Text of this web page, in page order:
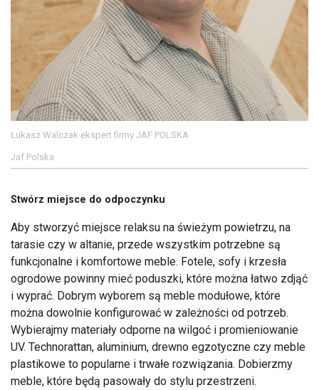
Łukasz Walczak ekspert firmy JAF POLSKA
Jaf Polska
Stwórz miejsce do odpoczynku
Aby stworzyć miejsce relaksu na świeżym powietrzu, na
tarasie czy w altanie, przede wszystkim potrzebne są
funkcjonalne i komfortowe meble. Fotele, sofy i krzesła
ogrodowe powinny mieć poduszki, które można łatwo zdjąć
i wyprać. Dobrym wyborem są meble modułowe, które
można dowolnie konfigurować w zależności od potrzeb.
Wybierajmy materiały odporne na wilgoć i promieniowanie
UV. Technorattan, aluminium, drewno egzotyczne czy meble
plastikowe to popularne i trwałe rozwiązania. Dobierzmy
meble, które będą pasowały do stylu przestrzeni.